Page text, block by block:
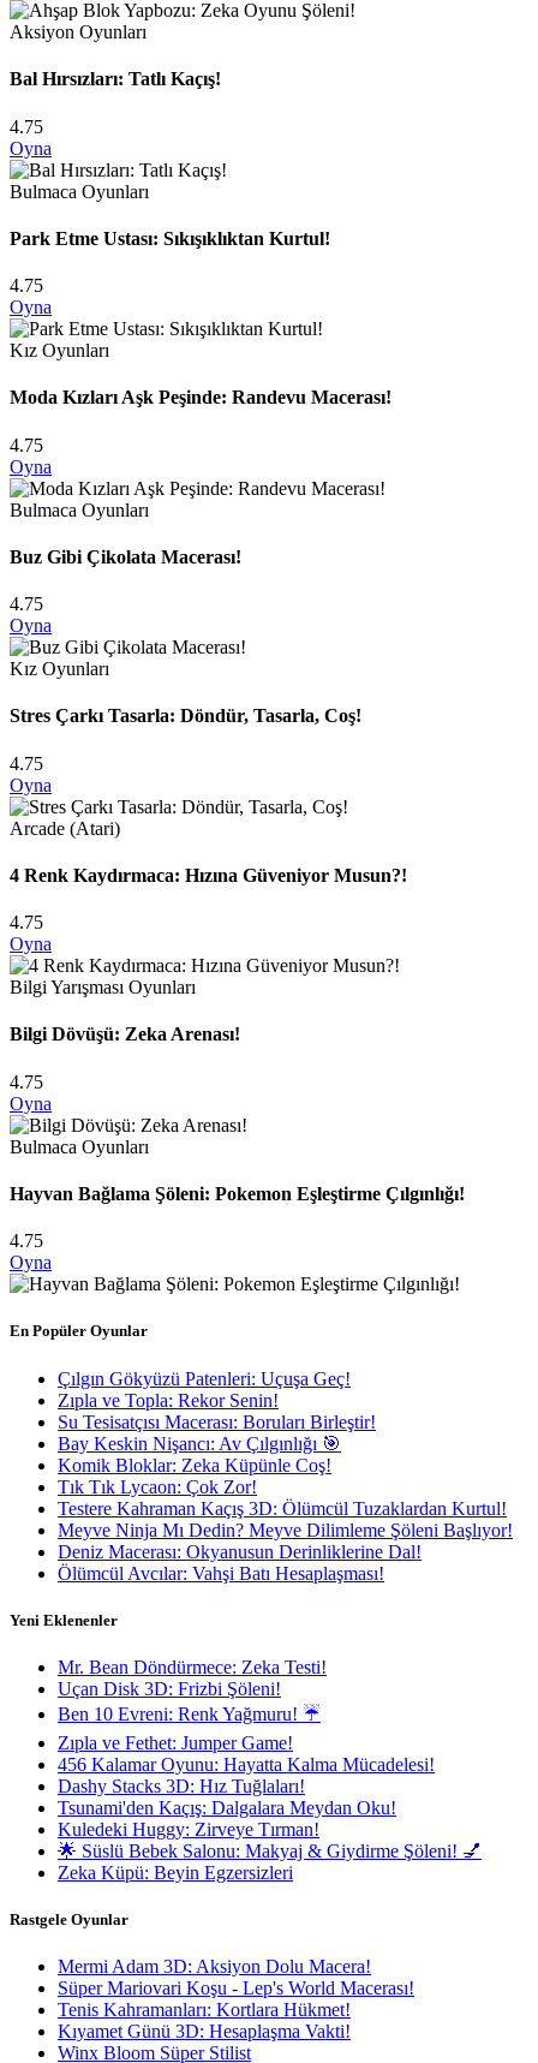
Aksiyon Oyunları
Bal Hırsızları: Tatlı Kaçış!
4.75
Oyna
Bulmaca Oyunları
Park Etme Ustası: Sıkışıklıktan Kurtul!
4.75
Oyna
Kız Oyunları
Moda Kızları Aşk Peşinde: Randevu Macerası!
4.75
Oyna
Bulmaca Oyunları
Buz Gibi Çikolata Macerası!
4.75
Oyna
Kız Oyunları
Stres Çarkı Tasarla: Döndür, Tasarla, Coş!
4.75
Oyna
Arcade (Atari)
4 Renk Kaydırmaca: Hızına Güveniyor Musun?!
4.75
Oyna
Bilgi Yarışması Oyunları
Bilgi Dövüşü: Zeka Arenası!
4.75
Oyna
Bulmaca Oyunları
Hayvan Bağlama Şöleni: Pokemon Eşleştirme Çılgınlığı!
4.75
Oyna
En Popüler Oyunlar
Çılgın Gökyüzü Patenleri: Uçuşa Geç!
Zıpla ve Topla: Rekor Senin!
Su Tesisatçısı Macerası: Boruları Birleştir!
Bay Keskin Nişancı: Av Çılgınlığı 🎯
Komik Bloklar: Zeka Küpünle Coş!
Tık Tık Lycaon: Çok Zor!
Testere Kahraman Kaçış 3D: Ölümcül Tuzaklardan Kurtul!
Meyve Ninja Mı Dedin? Meyve Dilimleme Şöleni Başlıyor!
Deniz Macerası: Okyanusun Derinliklerine Dal!
Ölümcül Avcılar: Vahşi Batı Hesaplaşması!
Yeni Eklenenler
Mr. Bean Döndürmece: Zeka Testi!
Uçan Disk 3D: Frizbi Şöleni!
Ben 10 Evreni: Renk Yağmuru! ☔️
Zıpla ve Fethet: Jumper Game!
456 Kalamar Oyunu: Hayatta Kalma Mücadelesi!
Dashy Stacks 3D: Hız Tuğlaları!
Tsunami'den Kaçış: Dalgalara Meydan Oku!
Kuledeki Huggy: Zirveye Tırman!
🌟 Süslü Bebek Salonu: Makyaj & Giydirme Şöleni! 💅
Zeka Küpü: Beyin Egzersizleri
Rastgele Oyunlar
Mermi Adam 3D: Aksiyon Dolu Macera!
Süper Mariovari Koşu - Lep's World Macerası!
Tenis Kahramanları: Kortlara Hükmet!
Kıyamet Günü 3D: Hesaplaşma Vakti!
Winx Bloom Süper Stilist